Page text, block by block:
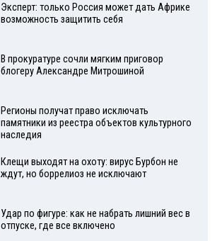
Эксперт: только Россия может дать Африке
возможность защитить себя
В прокуратуре сочли мягким приговор
блогеру Александре Митрошиной
Регионы получат право исключать
памятники из реестра объектов культурного
наследия
Клещи выходят на охоту: вирус Бурбон не
ждут, но боррелиоз не исключают
Удар по фигуре: как не набрать лишний вес в
отпуске, где все включено